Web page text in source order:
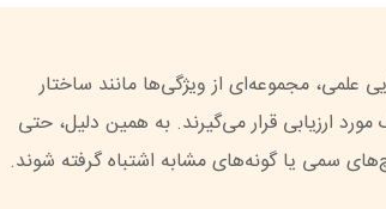
مجموعه‌ای از ویژگی‌ها مانند ساختار
ارزیابی قرار می‌گیرند. به همین دلیل، حتی
سمی یا گونه‌های مشابه اشتباه گرفته شوند.